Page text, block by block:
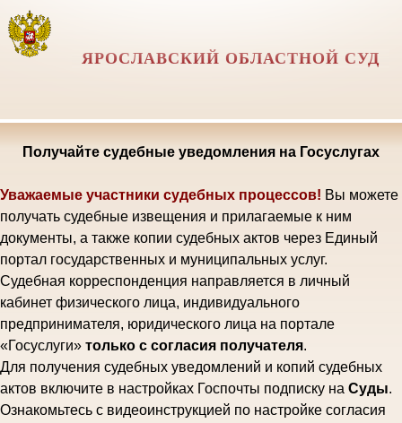
ЯРОСЛАВСКИЙ ОБЛАСТНОЙ СУД
Получайте судебные уведомления на Госуслугах
Уважаемые участники судебных процессов! Вы можете
получать судебные извещения и прилагаемые к ним
документы, а также копии судебных актов через Единый
портал государственных и муниципальных услуг.
Судебная корреспонденция направляется в личный
кабинет физического лица, индивидуального
предпринимателя, юридического лица на портале
«Госуслуги» только с согласия получателя.
Для получения судебных уведомлений и копий судебных
актов включите в настройках Госпочты подписку на Суды.
Ознакомьтесь с видеоинструкцией по настройке согласия